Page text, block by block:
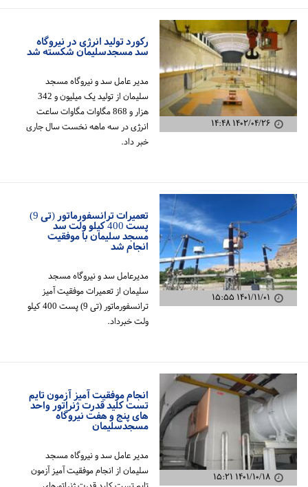
۱۴۰۲/۰۴/۲۶ ۱۴:۴۸
رکورد تولید انرژی در نیروگاه
سد مسجدسلیمان شکسته شد
مدیر عامل سد و نیروگاه مسجد
سلیمان از تولید یک میلیون و 342
هزار و 868 مگاوات مگاوات ساعت
انرژی در سه ماهه نخست سال جاری
خبر داد.
۱۴۰۱/۱۱/۰۱ ۱۵:۵۵
تعمیرات ترانسفورماتور (تی 9)
پست 400 کیلو ولت سد
مسجد سلیمان با موفقیت
انجام شد
مدیرعامل سد و نیروگاه مسجد
سلیمان از تعمیرات موفقیت آمیز
ترانسفورماتور (تی 9) پست 400 کیلو
ولت خبرداد.
۱۴۰۱/۱۰/۱۸ ۱۵:۲۱
انجام موفقیت آمیز آزمون تایم
تست کلید قدرت ژنراتور واحد
های پنج و هفت نیروگاه
مسجدسلیمان
مدیر عامل سد و نیروگاه مسجد
سلیمان از انجام موفقیت آمیز آزمون